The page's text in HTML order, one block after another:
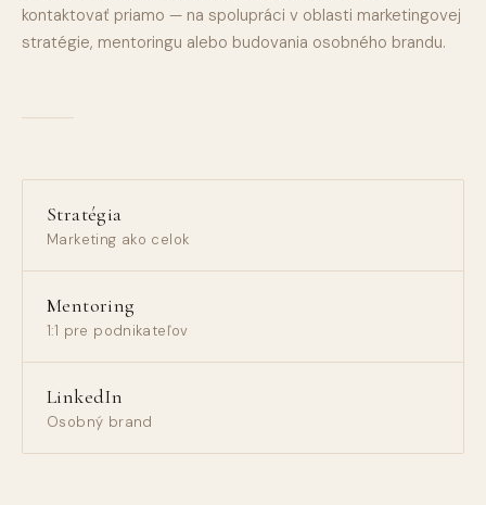
kontaktovať priamo — na spolupráci v oblasti marketingovej
stratégie, mentoringu alebo budovania osobného brandu.
Stratégia
Marketing ako celok
Mentoring
1:1 pre podnikateľov
LinkedIn
Osobný brand